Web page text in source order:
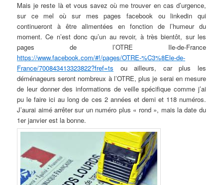
Mais je reste là et vous savez où me trouver en cas d’urgence,
sur ce mel où sur mes pages facebook ou linkedin qui
continueront à être alimentées en fonction de l’humeur du
moment. Ce n’est donc qu’un au revoir, à très bientôt, sur les
pages de l’OTRE Ile-de-France
https://www.facebook.com/#!/pages/OTRE-%C3%8Ele-de-
France/700843413323822?fref=ts ou ailleurs, car plus les
déménageurs seront nombreux à l’OTRE, plus je serai en mesure
de leur donner des informations de veille spécifique comme j’ai
pu le faire ici au long de ces 2 années et demi et 118 numéros.
J’aurai aimé arrêter sur un numéro plus « rond », mais la date du
1er janvier est la bonne.